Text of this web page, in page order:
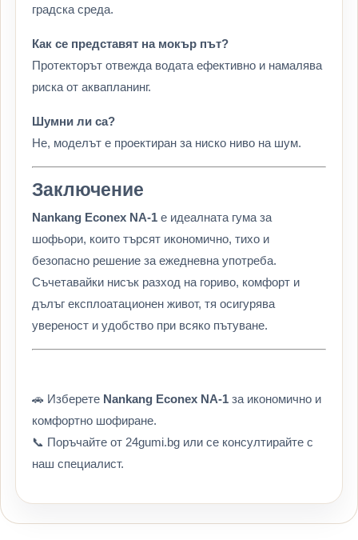
градска среда.
Как се представят на мокър път?
Протекторът отвежда водата ефективно и намалява
риска от аквапланинг.
Шумни ли са?
Не, моделът е проектиран за ниско ниво на шум.
Заключение
Nankang Econex NA-1 е идеалната гума за
шофьори, които търсят икономично, тихо и
безопасно решение за ежедневна употреба.
Съчетавайки нисък разход на гориво, комфорт и
дълъг експлоатационен живот, тя осигурява
увереност и удобство при всяко пътуване.
🚗 Изберете Nankang Econex NA-1 за икономично и
комфортно шофиране.
📞 Поръчайте от 24gumi.bg или се консултирайте с
наш специалист.